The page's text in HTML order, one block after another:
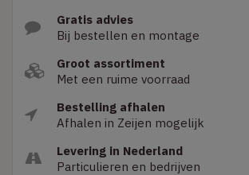
Gratis advies
Bij bestellen en montage
Groot assortiment
Met een ruime voorraad
Bestelling afhalen
Afhalen in Zeijen mogelijk
Levering in Nederland
Particulieren en bedrijven